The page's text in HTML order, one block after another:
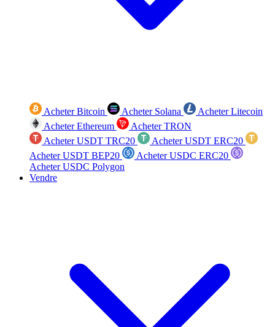
Acheter Bitcoin Acheter Solana
Acheter Litecoin
Acheter Ethereum
Acheter TRON
Acheter USDT TRC20
Acheter USDT ERC20
Acheter USDT BEP20
Acheter USDC ERC20
Acheter USDC Polygon
Vendre